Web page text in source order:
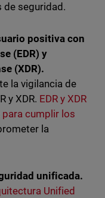
seguridad.
positiva con
(EDR) y
(XDR).
la vigilancia de
y XDR. EDR y XDR
cumplir los
la
unificada.
Unified